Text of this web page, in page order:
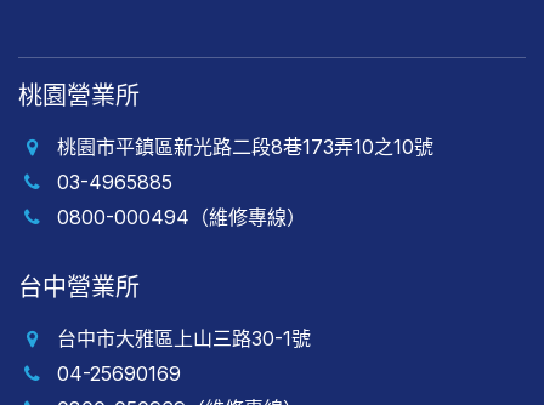
桃園營業所
桃園市平鎮區新光路二段8巷173弄10之10號
03-4965885
0800-000494（維修專線）
台中營業所
台中市大雅區上山三路30-1號
04-25690169